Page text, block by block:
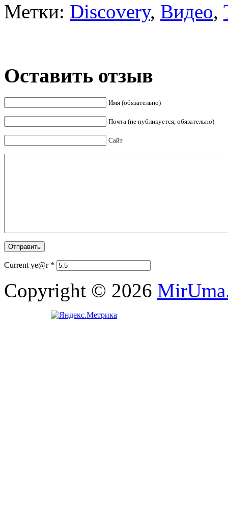
Метки: Discovery, Видео,
Оставить отзыв
Имя (обязательно)
Почта (не публикуется, обязательно)
Сайт
Current ye@r *
Copyright © 2026